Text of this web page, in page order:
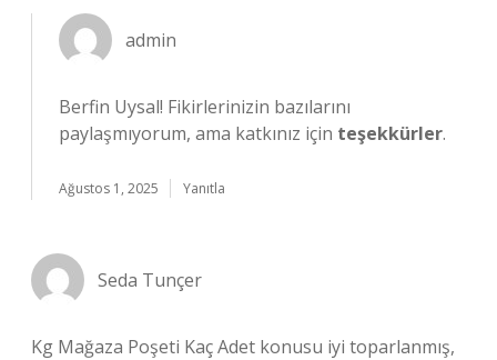
admin
Berfin Uysal! Fikirlerinizin bazılarını
paylaşmıyorum, ama katkınız için teşekkürler.
Ağustos 1, 2025 Yanıtla
Seda Tunçer
Kg Mağaza Poşeti Kaç Adet konusu iyi toparlanmış,